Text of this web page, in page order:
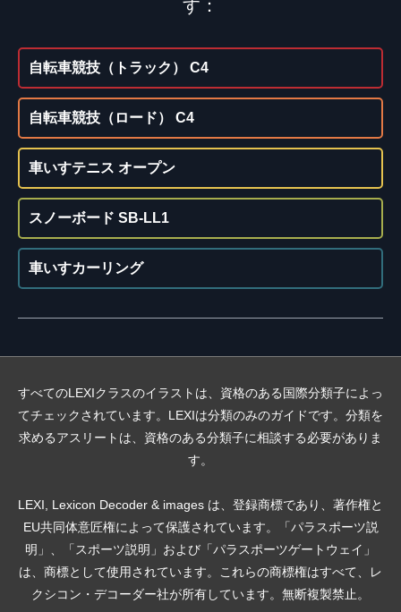
す：
自転車競技（トラック） C4
自転車競技（ロード） C4
車いすテニス オープン
スノーボード SB-LL1
車いすカーリング
すべてのLEXIクラスのイラストは、資格のある国際分類子によっ
てチェックされています。LEXIは分類のみのガイドです。分類を
求めるアスリートは、資格のある分類子に相談する必要がありま
す。
LEXI, Lexicon Decoder & images は、登録商標であり、著作権と
EU共同体意匠権によって保護されています。「パラスポーツ説
明」、「スポーツ説明」および「パラスポーツゲートウェイ」
は、商標として使用されています。これらの商標権はすべて、レ
クシコン・デコーダー社が所有しています。無断複製禁止。